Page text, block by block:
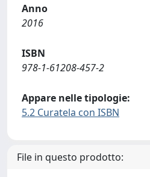
Anno
2016
ISBN
978-1-61208-457-2
Appare nelle tipologie:
5.2 Curatela con ISBN
File in questo prodotto: